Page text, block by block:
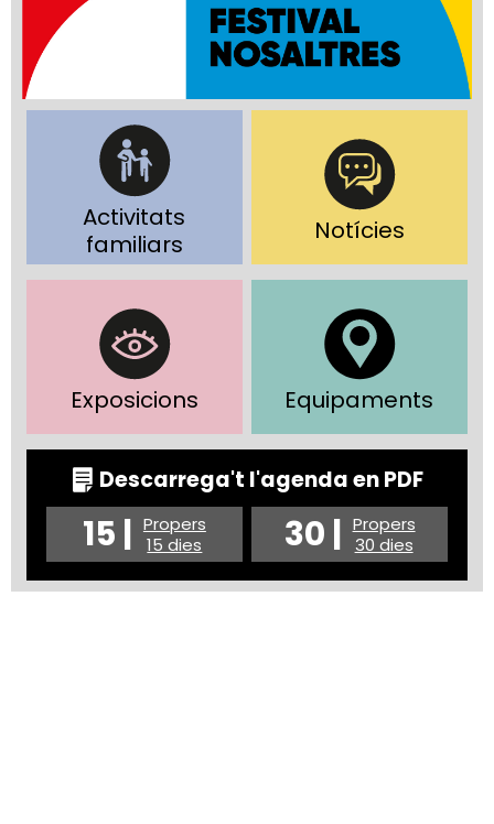
Activitats
familiars
Notícies
Exposicions Equipaments
Descarrega't l'agenda en PDF
15 | Propers
15 dies
30 | Propers
30 dies